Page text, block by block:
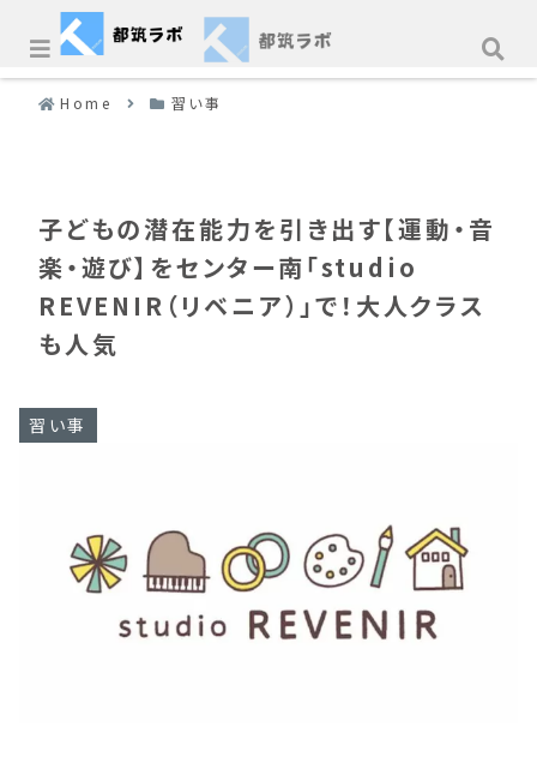
Home 習い事
子どもの潜在能力を引き出す【運動・音
楽・遊び】をセンター南「studio
REVENIR（リベニア）」で！大人クラス
も人気
習い事